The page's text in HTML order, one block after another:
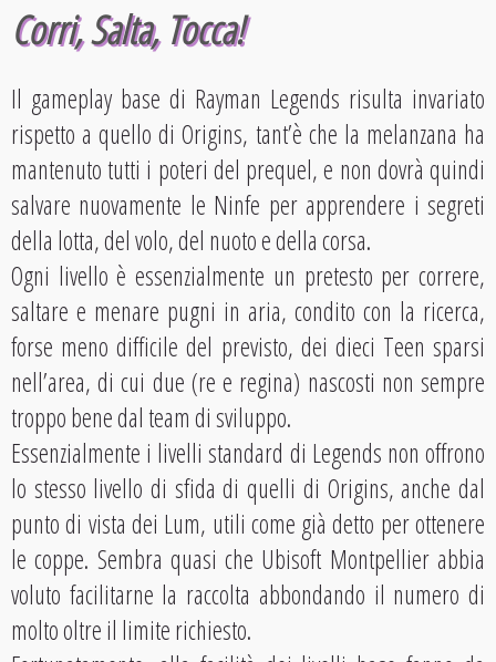
Corri, Salta, Tocca!
Il gameplay base di Rayman Legends risulta invariato
rispetto a quello di Origins, tant’è che la melanzana ha
mantenuto tutti i poteri del prequel, e non dovrà quindi
salvare nuovamente le Ninfe per apprendere i segreti
della lotta, del volo, del nuoto e della corsa.
Ogni livello è essenzialmente un pretesto per correre,
saltare e menare pugni in aria, condito con la ricerca,
forse meno difficile del previsto, dei dieci Teen sparsi
nell’area, di cui due (re e regina) nascosti non sempre
troppo bene dal team di sviluppo.
Essenzialmente i livelli standard di Legends non offrono
lo stesso livello di sfida di quelli di Origins, anche dal
punto di vista dei Lum, utili come già detto per ottenere
le coppe. Sembra quasi che Ubisoft Montpellier abbia
voluto facilitarne la raccolta abbondando il numero di
molto oltre il limite richiesto.